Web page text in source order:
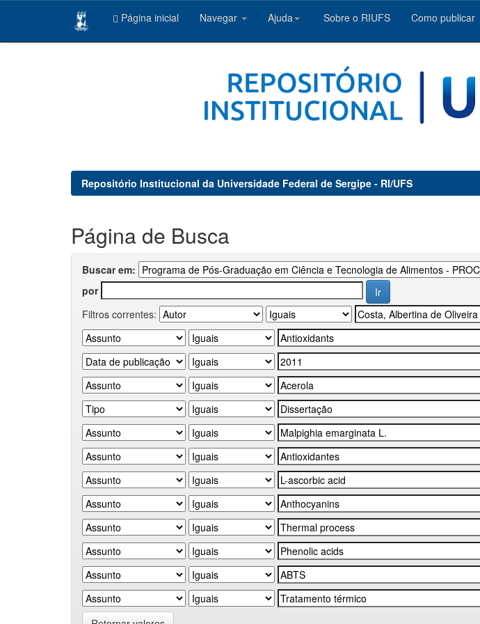
Página inicial Navegar Ajuda Sobre o RIUFS Como publicar
Repositório Institucional da Universidade Federal de Sergipe - RI/UFS
Página de Busca
Buscar em:
por
Filtros correntes: